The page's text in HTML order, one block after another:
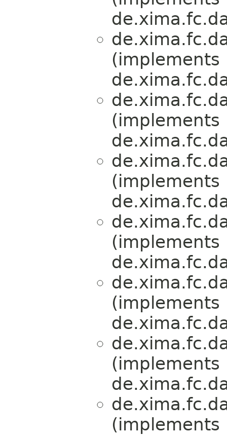
(implements
(implements
(implements
(implements
(implements
(implements
(implements